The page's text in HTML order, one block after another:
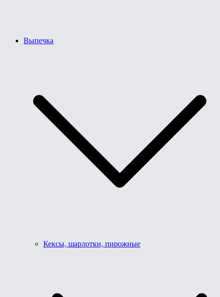
Выпечка
Кексы, шарлотки, пирожные